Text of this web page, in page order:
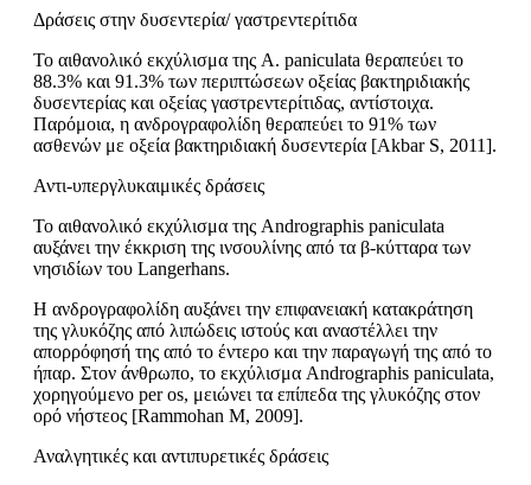
Δράσεις στην δυσεντερία/ γαστρεντερίτιδα
Το αιθανολικό εκχύλισμα της A. paniculata θεραπεύει το
88.3% και 91.3% των περιπτώσεων οξείας βακτηριδιακής
δυσεντερίας και οξείας γαστρεντερίτιδας, αντίστοιχα.
Παρόμοια, η ανδρογραφολίδη θεραπεύει το 91% των
ασθενών με οξεία βακτηριδιακή δυσεντερία [Akbar S, 2011].
Αντι-υπεργλυκαιμικές δράσεις
Το αιθανολικό εκχύλισμα της Andrographis paniculata
αυξάνει την έκκριση της ινσουλίνης από τα β-κύτταρα των
νησιδίων του Langerhans.
Η ανδρογραφολίδη αυξάνει την επιφανειακή κατακράτηση
της γλυκόζης από λιπώδεις ιστούς και αναστέλλει την
απορρόφησή της από το έντερο και την παραγωγή της από το
ήπαρ. Στον άνθρωπο, το εκχύλισμα Andrographis paniculata,
χορηγούμενο per os, μειώνει τα επίπεδα της γλυκόζης στον
ορό νήστεος [Rammohan M, 2009].
Αναλγητικές και αντιπυρετικές δράσεις